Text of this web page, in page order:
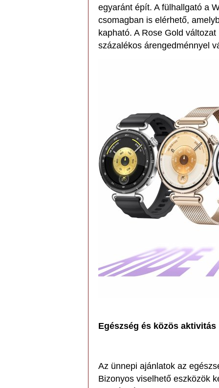
egyaránt épít. A fülhallgató a
csomagban is elérhető,
kapható. A Rose Gold
százalékos árengedménnyel
Egészség és közös aktivitás
Az ünnepi ajánlatok az
Bizonyos viselhető eszközök